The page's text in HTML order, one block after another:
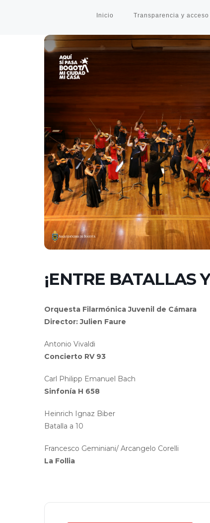
Inicio Transparencia y
¡ENTRE BATALLAS
Orquesta Filarmónica Juvenil de Cámara
Director: Julien Faure
Antonio Vivaldi
Concierto RV 93
Carl Philipp Emanuel Bach
Sinfonía H 658
Heinrich Ignaz Biber
Batalla a 10
Francesco Geminiani/ Arcangelo Corelli
La Follia